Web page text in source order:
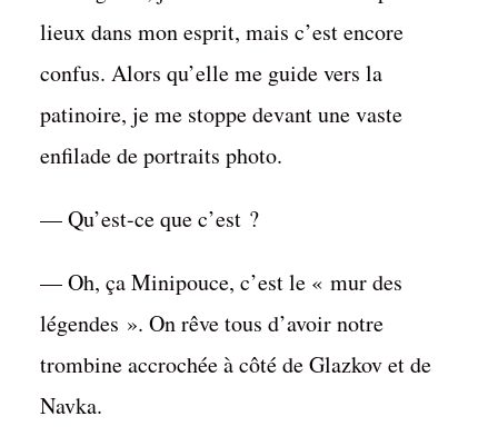
Lazar – Chapitre 6
lieux dans mon esprit, mais c’est encore
confus. Alors qu’elle me guide vers la
patinoire, je me stoppe devant une vaste
enfilade de portraits photo.
— Qu’est-ce que c’est ?
— Oh, ça Minipouce, c’est le « mur des
légendes ». On rêve tous d’avoir notre
trombine accrochée à côté de Glazkov et de
Navka.